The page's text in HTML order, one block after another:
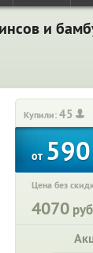
и
Купили:45
от590
Цена без
4070